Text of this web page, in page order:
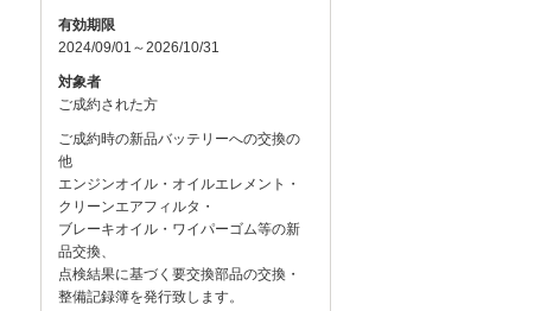
有効期限
2024/09/01～2026/10/31
対象者
ご成約された方
ご成約時の新品バッテリーへの交換の
他
エンジンオイル・オイルエレメント・
クリーンエアフィルタ・
ブレーキオイル・ワイパーゴム等の新
品交換、
点検結果に基づく要交換部品の交換・
整備記録簿を発行致します。